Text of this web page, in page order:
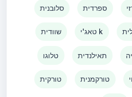
סלובנית ספרדית
שוודית טאג'י k
טלוגו תאילנדית
טורקית טורקמנית